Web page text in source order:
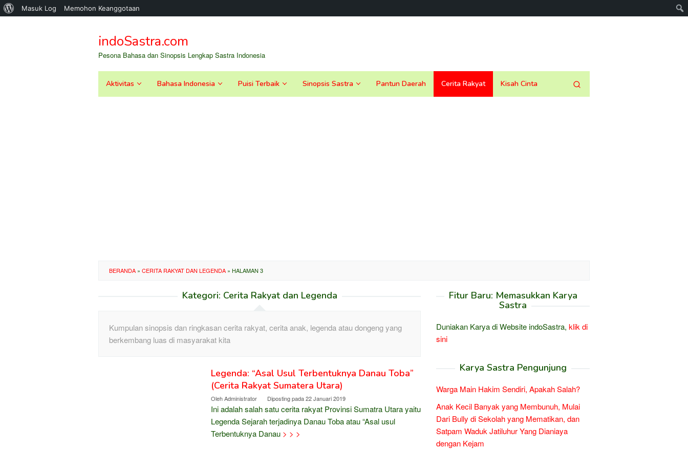
Tentang
Masuk Log Memohon Keanggotaan
kontenindoSastra.com
Pesona Bahasa dan Sinopsis Lengkap Sastra Indonesia
Aktivitas Bahasa Indonesia Puisi Terbaik Sinopsis Sastra Pantun Daerah Cerita Rakyat Kisah Cinta
BERANDA » CERITA RAKYAT DAN LEGENDA » HALAMAN 3
Kategori: Cerita Rakyat dan Legenda
Kumpulan sinopsis dan ringkasan cerita rakyat, cerita anak, legenda atau dongeng yang
berkembang luas di masyarakat kita
Legenda: “Asal Usul Terbentuknya Danau Toba”
(Cerita Rakyat Sumatera Utara)
OlehAdministrator Diposting pada22 Januari 2019
Ini adalah salah satu cerita rakyat Provinsi Sumatra Utara yaitu
Legenda Sejarah terjadinya Danau Toba atau “Asal usul
Terbentuknya Danau > > >
Fitur Baru: Memasukkan Karya
Sastra
Duniakan Karya di Website indoSastra, klik di
sini
Karya Sastra Pengunjung
Warga Main Hakim Sendiri, Apakah Salah?
Anak Kecil Banyak yang Membunuh, Mulai
Dari Bully di Sekolah yang Mematikan, dan
Satpam Waduk Jatiluhur Yang Dianiaya
dengan Kejam